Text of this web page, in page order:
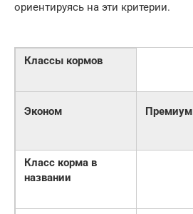
ориентируясь на эти критерии.
Классы кормов
Эконом Премиум
Класс корма в
названии